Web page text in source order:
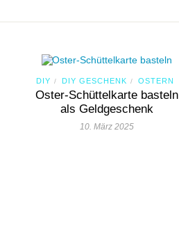
DIY / DIY GESCHENK / OSTERN
Oster-Schüttelkarte basteln
als Geldgeschenk
10. März 2025